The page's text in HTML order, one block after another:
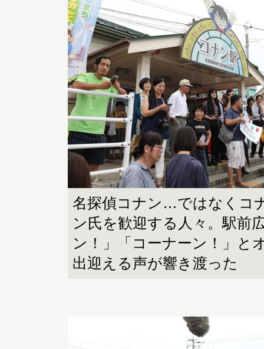
名探偵コナン…ではなくコ
ン氏を歓迎する人々。駅前
ン！」「コーナーン！」と
出迎える声が響き渡った